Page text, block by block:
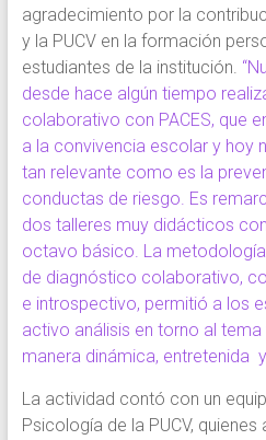
agradecimiento por la
y la PUCV en la formación
estudiantes de la institución.
desde hace algún tiempo
colaborativo con PACES, que
a la convivencia escolar y hoy
tan relevante como es la
conductas de riesgo. Es
dos talleres muy didácticos
octavo básico. La
de diagnóstico colaborativo,
e introspectivo, permitió a los
activo análisis en torno al
manera dinámica, entretenida
La actividad contó con un
Psicología de la PUCV,